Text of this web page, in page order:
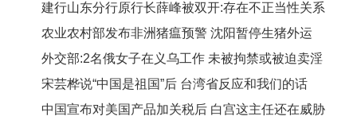
建行山东分行原行长薛峰被双开:存在不正当性关系
农业农村部发布非洲猪瘟预警 沈阳暂停生猪外运
外交部:2名俄女子在义乌工作 未被拘禁或被迫卖淫
宋芸桦说“中国是祖国”后 台湾省反应和我们的话
中国宣布对美国产品加关税后 白宫这主任还在威胁